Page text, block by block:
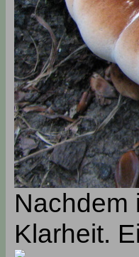
Nachdem
Klarheit.